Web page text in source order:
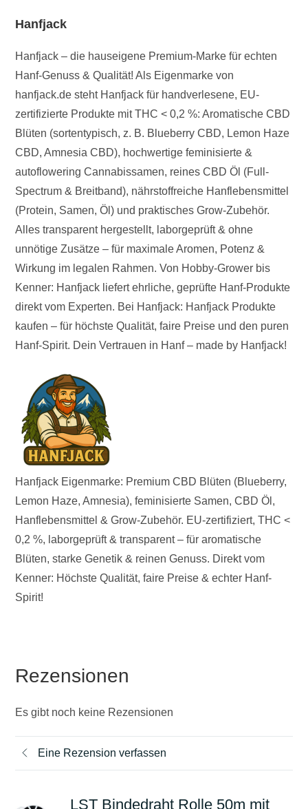
Hanfjack
Hanfjack – die hauseigene Premium-Marke für echten
Hanf-Genuss & Qualität! Als Eigenmarke von
hanfjack.de steht Hanfjack für handverlesene, EU-
zertifizierte Produkte mit THC < 0,2 %: Aromatische CBD
Blüten (sortentypisch, z. B. Blueberry CBD, Lemon Haze
CBD, Amnesia CBD), hochwertige feminisierte &
autoflowering Cannabissamen, reines CBD Öl (Full-
Spectrum & Breitband), nährstoffreiche Hanflebensmittel
(Protein, Samen, Öl) und praktisches Grow-Zubehör.
Alles transparent hergestellt, laborgeprüft & ohne
unnötige Zusätze – für maximale Aromen, Potenz &
Wirkung im legalen Rahmen. Von Hobby-Grower bis
Kenner: Hanfjack liefert ehrliche, geprüfte Hanf-Produkte
direkt vom Experten. Bei Hanfjack: Hanfjack Produkte
kaufen – für höchste Qualität, faire Preise und den puren
Hanf-Spirit. Dein Vertrauen in Hanf – made by Hanfjack!
Hanfjack Eigenmarke: Premium CBD Blüten (Blueberry,
Lemon Haze, Amnesia), feminisierte Samen, CBD Öl,
Hanflebensmittel & Grow-Zubehör. EU-zertifiziert, THC <
0,2 %, laborgeprüft & transparent – für aromatische
Blüten, starke Genetik & reinen Genuss. Direkt vom
Kenner: Höchste Qualität, faire Preise & echter Hanf-
Spirit!
Rezensionen
Es gibt noch keine Rezensionen
Eine Rezension verfassen
LST Bindedraht Rolle 50m mit